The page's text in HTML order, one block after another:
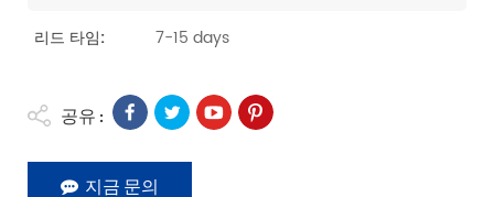
리드 타임: 7-15 days
공유 :
지금 문의